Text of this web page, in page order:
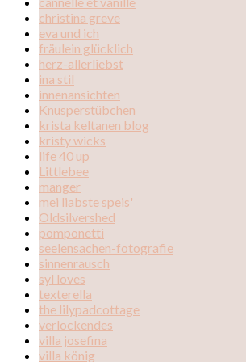
christina greve
eva und ich
fräulein glücklich
herz-allerliebst
ina stil
innenansichten
Knusperstübchen
krista keltanen blog
kristy wicks
life 40 up
Littlebee
manger
mei liabste speis'
Oldsilvershed
pomponetti
seelensachen-fotografie
sinnenrausch
syl loves
texterella
the lilypadcottage
verlockendes
villa josefina
villa könig